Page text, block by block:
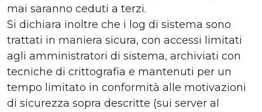
mai saranno ceduti a terzi.
Si dichiara inoltre che i log di sistema sono
trattati in maniera sicura, con accessi limitati
agli amministratori di sistema, archiviati con
tecniche di crittografia e mantenuti per un
tempo limitato in conformità alle motivazioni
di sicurezza sopra descritte (sui server al